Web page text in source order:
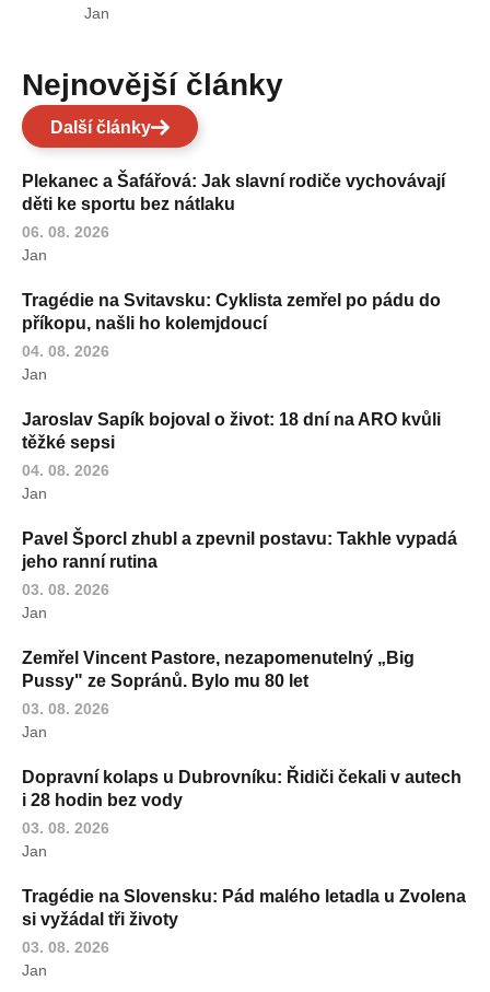
Jan
Nejnovější články
Další články
Plekanec a Šafářová: Jak slavní rodiče vychovávají
děti ke sportu bez nátlaku
06. 08. 2026
Jan
Tragédie na Svitavsku: Cyklista zemřel po pádu do
příkopu, našli ho kolemjdoucí
04. 08. 2026
Jan
Jaroslav Sapík bojoval o život: 18 dní na ARO kvůli
těžké sepsi
04. 08. 2026
Jan
Pavel Šporcl zhubl a zpevnil postavu: Takhle vypadá
jeho ranní rutina
03. 08. 2026
Jan
Zemřel Vincent Pastore, nezapomenutelný „Big
Pussy" ze Sopránů. Bylo mu 80 let
03. 08. 2026
Jan
Dopravní kolaps u Dubrovníku: Řidiči čekali v autech
i 28 hodin bez vody
03. 08. 2026
Jan
Tragédie na Slovensku: Pád malého letadla u Zvolena
si vyžádal tři životy
03. 08. 2026
Jan